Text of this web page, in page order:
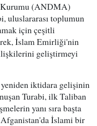
(ANDMA)
uluslararası toplumun
için çeşitli
İslam Emirliği'nin
geliştirmeyi
iktidara gelişinin
Turabi, ilk Taliban
yanı sıra başta
İslami bir